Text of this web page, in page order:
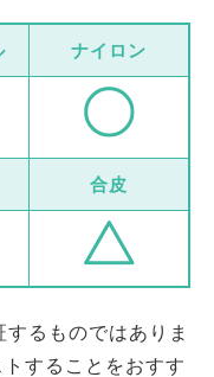
ナイロン
合皮
るものではありま
することをおすす